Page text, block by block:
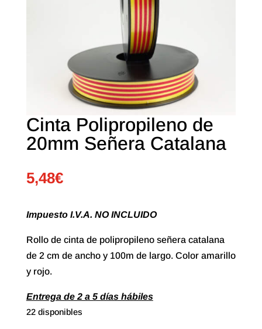
Cinta Polipropileno de
20mm Señera Catalana
5,48€
Impuesto I.V.A. NO INCLUIDO
Rollo de cinta de polipropileno señera catalana
de 2 cm de ancho y 100m de largo. Color amarillo
y rojo.
Entrega de 2 a 5 días hábiles
22 disponibles